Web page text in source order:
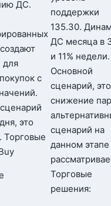
ДС.
для
с
это
Торговые
поддержки
135.30.
ДС месяца в
и 11% недели.
Основной
сценарий, это
снижение
сценарий на
данном
Торговые
решения: